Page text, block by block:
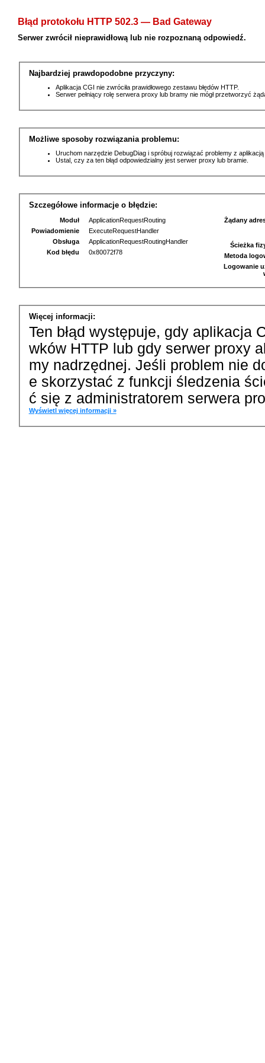
Błąd protokołu HTTP 502.3 — Bad Gateway
Serwer zwrócił nieprawidłową lub nie rozpoznaną odpowiedź.
Najbardziej prawdopodobne przyczyny:
Aplikacja CGI nie zwróciła prawidłowego zestawu błędów HTTP.
Serwer pełniący rolę serwera proxy lub bramy nie mógł przetworzyć
Możliwe sposoby rozwiązania problemu:
Uruchom narzędzie DebugDiag i spróbuj rozwiązać problemy z
Ustal, czy za ten błąd odpowiedzialny jest serwer proxy lub bramie.
Szczegółowe informacje o błędzie:
Moduł
ApplicationRequestRouting
Powiadomienie
ExecuteRequestHandler
Obsługa
ApplicationRequestRoutingHandler
Kod błędu
0x80072f78
Żądany
Ścieżka
Metoda
Logowanie
Więcej informacji:
Ten błąd występuje, gdy aplikacja
wków HTTP lub gdy serwer proxy
my nadrzędnej. Jeśli problem nie
e skorzystać z funkcji śledzenia
ć się z administratorem serwera
Wyświetl więcej informacji »